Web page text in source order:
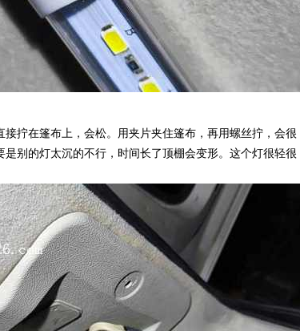
拧在篷布上，会松。用夹片夹住篷布，再用螺丝拧，会很
别的灯太沉的不行，时间长了顶棚会变形。这个灯很轻很